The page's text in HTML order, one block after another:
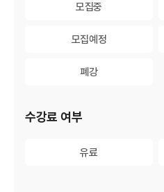
모집중
모집예정
폐강
수강료 여부
유료